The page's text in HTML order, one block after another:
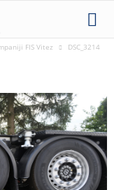
FIS Vitez DSC_3214